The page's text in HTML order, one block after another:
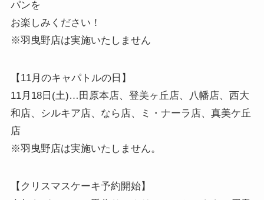
パンを
お楽しみください！
※羽曳野店は実施いたしません
【11月のキャパトルの日】
11月18日(土)…田原本店、登美ヶ丘店、八幡店、西大
和店、シルキア店、なら店、ミ・ナーラ店、真美ケ丘
店
※羽曳野店は実施いたしません。
【クリスマスケーキ予約開始】